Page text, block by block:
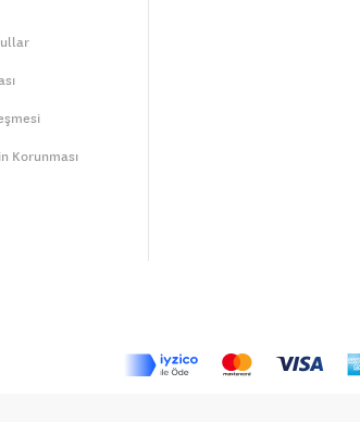
Korunması